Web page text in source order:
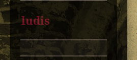
ludis